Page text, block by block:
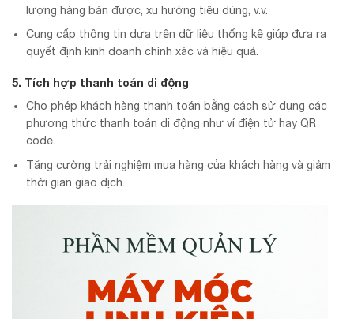
lượng hàng bán được, xu hướng tiêu dùng, v.v.
Cung cấp thông tin dựa trên dữ liệu thống kê giúp đưa ra
quyết định kinh doanh chính xác và hiệu quả.
5. Tích hợp thanh toán di động
Cho phép khách hàng thanh toán bằng cách sử dụng các
phương thức thanh toán di động như ví điện tử hay QR
code.
Tăng cường trải nghiệm mua hàng của khách hàng và giảm
thời gian giao dịch.